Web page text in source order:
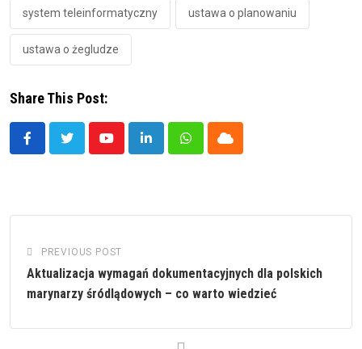
system teleinformatyczny ustawa o planowaniu
ustawa o żegludze
Share This Post:
YoutubeLinkedInWhatsappCloud
PREVIOUS POST
Aktualizacja wymagań dokumentacyjnych dla polskich
marynarzy śródlądowych – co warto wiedzieć